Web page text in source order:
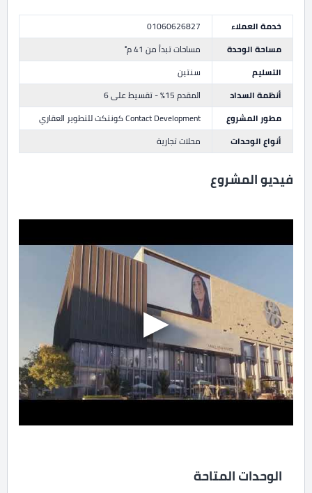
خدمة العملاء
01060626827
مساحة الوحدة
مساحات تبدأ من 41 م²
التسليم
سنتين
أنظمة السداد
المقدم 15% - تقسيط على 6
مطور المشروع
Contact Development كونتكت للتطوير العقاري
أنواع الوحدات
محلات تجارية
فيديو المشروع
الوحدات المتاحة